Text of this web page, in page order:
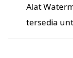
Alat
tersedia